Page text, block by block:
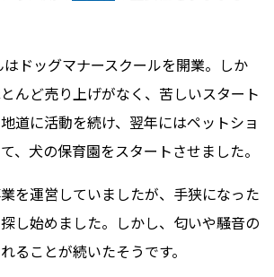
ドッグマナースクールを開業。しか
んど売り上げがなく、苦しいスタート
道に活動を続け、翌年にはペットショ
、犬の保育園をスタートさせました。
を運営していましたが、手狭になった
し始めました。しかし、匂いや騒音の
ることが続いたそうです。